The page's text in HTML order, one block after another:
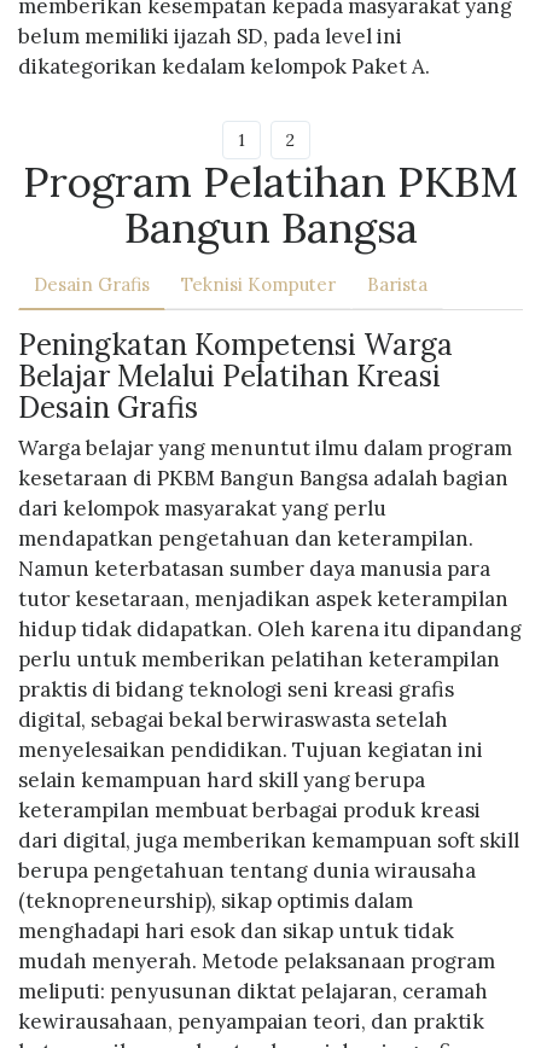
memberikan kesempatan kepada masyarakat yang
belum memiliki ijazah SD, pada level ini
dikategorikan kedalam kelompok Paket A.
1 2
Program Pelatihan PKBM
Bangun Bangsa
Desain Grafis Teknisi Komputer Barista
Peningkatan Kompetensi Warga
Belajar Melalui Pelatihan Kreasi
Desain Grafis
Warga belajar yang menuntut ilmu dalam program
kesetaraan di PKBM Bangun Bangsa adalah bagian
dari kelompok masyarakat yang perlu
mendapatkan pengetahuan dan keterampilan.
Namun keterbatasan sumber daya manusia para
tutor kesetaraan, menjadikan aspek keterampilan
hidup tidak didapatkan. Oleh karena itu dipandang
perlu untuk memberikan pelatihan keterampilan
praktis di bidang teknologi seni kreasi grafis
digital, sebagai bekal berwiraswasta setelah
menyelesaikan pendidikan. Tujuan kegiatan ini
selain kemampuan hard skill yang berupa
keterampilan membuat berbagai produk kreasi
dari digital, juga memberikan kemampuan soft skill
berupa pengetahuan tentang dunia wirausaha
(teknopreneurship), sikap optimis dalam
menghadapi hari esok dan sikap untuk tidak
mudah menyerah. Metode pelaksanaan program
meliputi: penyusunan diktat pelajaran, ceramah
kewirausahaan, penyampaian teori, dan praktik